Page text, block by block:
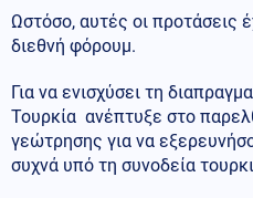
Ωστόσο, αυτές οι προτάσεις
διεθνή φόρουμ.
Για να ενισχύσει τη
Τουρκία ανέπτυξε στο
γεώτρησης για να
συχνά υπό τη συνοδεία